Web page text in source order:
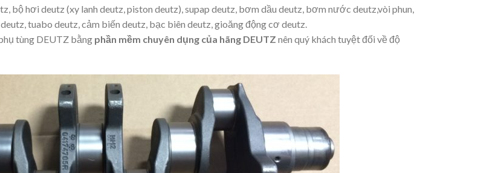
bộ hơi deutz (xy lanh deutz, piston deutz), supap deutz, bơm dầu deutz, bơm nước deutz,vòi phun,
tuabo deutz, cảm biến deutz, bạc biên deutz, gioăng động cơ deutz.
tùng DEUTZ bằng phần mềm chuyên dụng của hãng DEUTZ nên quý khách tuyệt đối về độ